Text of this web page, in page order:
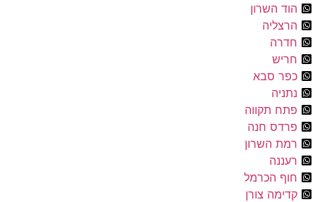
השרון
סבא
תקווה
חנה
השרון
הכרמל
צורן